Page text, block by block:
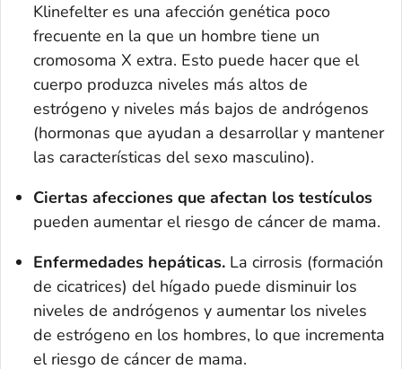
Klinefelter es una afección genética poco
frecuente en la que un hombre tiene un
cromosoma X extra. Esto puede hacer que el
cuerpo produzca niveles más altos de
estrógeno y niveles más bajos de andrógenos
(hormonas que ayudan a desarrollar y mantener
las características del sexo masculino).
Ciertas afecciones que afectan los testículos
pueden aumentar el riesgo de cáncer de mama.
Enfermedades hepáticas. La cirrosis (formación
de cicatrices) del hígado puede disminuir los
niveles de andrógenos y aumentar los niveles
de estrógeno en los hombres, lo que incrementa
el riesgo de cáncer de mama.